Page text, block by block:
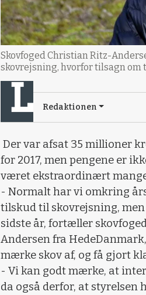
Skovfoged Christian Ritz-
skovrejsning, hvorfor tilsagn om
Redaktionen
Der var afsat 35 millioner
for 2017, men pengene er
været ekstraordinært
- Normalt har vi omkring
tilskud til skovrejsning,
sidste år, fortæller
Andersen fra
mærke skov af, og få gjort
- Vi kan godt mærke, at
da også derfor, at